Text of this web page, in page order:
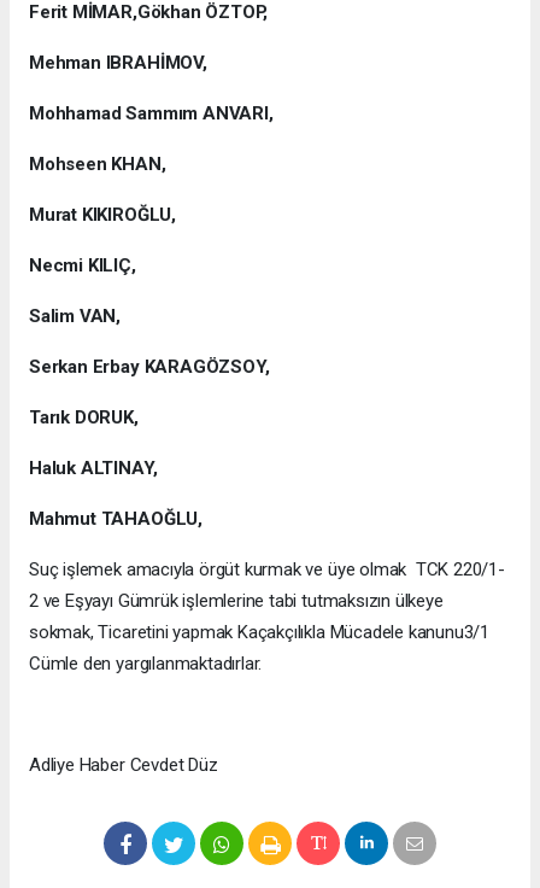
Ferit MİMAR,Gökhan ÖZTOP,
Mehman IBRAHİMOV,
Mohhamad Sammım ANVARI,
Mohseen KHAN,
Murat KIKIROĞLU,
Necmi KILIÇ,
Salim VAN,
Serkan Erbay KARAGÖZSOY,
Tarık DORUK,
Haluk ALTINAY,
Mahmut TAHAOĞLU,
Suç işlemek amacıyla örgüt kurmak ve üye olmak TCK 220/1-
2 ve Eşyayı Gümrük işlemlerine tabi tutmaksızın ülkeye
sokmak, Ticaretini yapmak Kaçakçılıkla Mücadele kanunu3/1
Cümle den yargılanmaktadırlar.
Adliye Haber Cevdet Düz